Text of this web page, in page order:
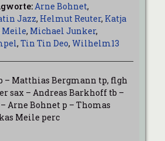
Arne Bohnet,
Jazz, Helmut Reuter, Katja
Meile, Michael Junker,
, Tin Tin Deo, Wilhelm13
– Matthias Bergmann tp, flgh
sax – Andreas Barkhoff tb –
Arne Bohnet p – Thomas
Meile perc